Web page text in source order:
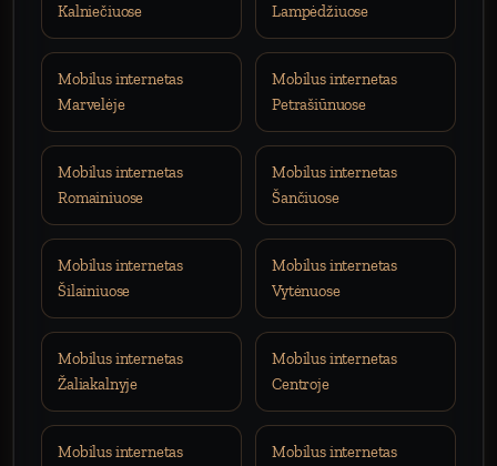
Kalniečiuose
Lampėdžiuose
Mobilus internetas
Marvelėje
Mobilus internetas
Petrašiūnuose
Mobilus internetas
Romainiuose
Mobilus internetas
Šančiuose
Mobilus internetas
Šilainiuose
Mobilus internetas
Vytėnuose
Mobilus internetas
Žaliakalnyje
Mobilus internetas
Centroje
Mobilus internetas
Mobilus internetas